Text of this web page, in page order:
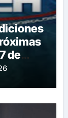
de